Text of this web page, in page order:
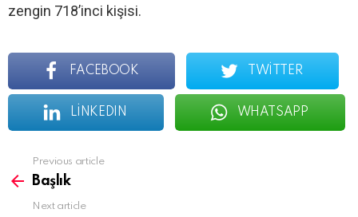
zengin 718’inci kişisi.
FACEBOOK TWITTER
LINKEDIN WHATSAPP
more
Previous article
Başlık
Next article